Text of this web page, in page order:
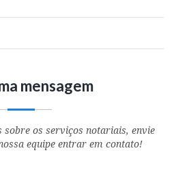
mensagem
sobre os serviços notariais, envie
equipe entrar em contato!